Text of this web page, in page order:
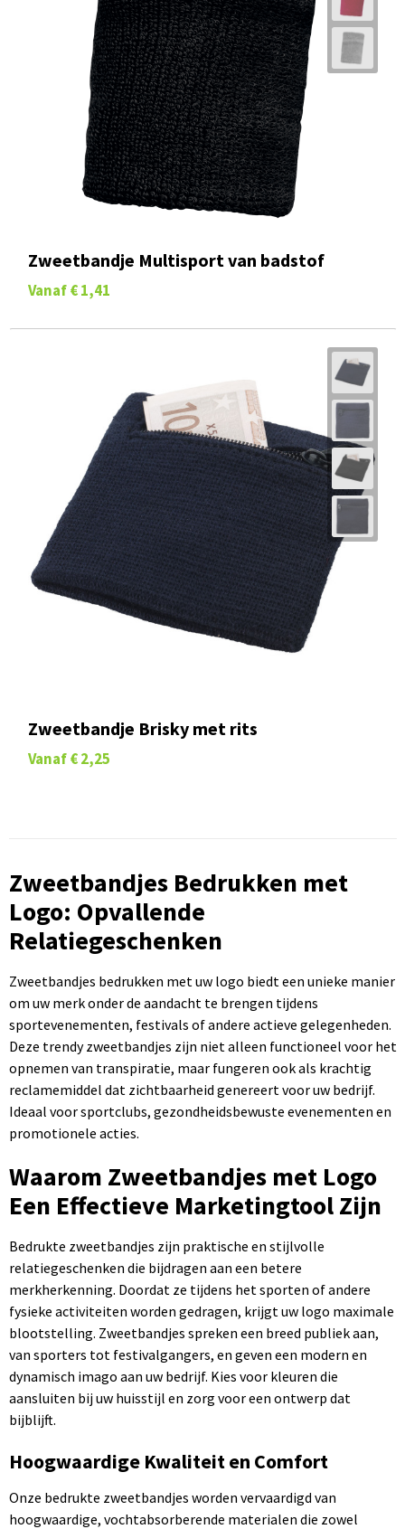
Zweetbandje Multisport van badstof
Vanaf € 1,41
Zweetbandje Brisky met rits
Vanaf € 2,25
Zweetbandjes Bedrukken met
Logo: Opvallende
Relatiegeschenken
Zweetbandjes bedrukken met uw logo biedt een unieke manier
om uw merk onder de aandacht te brengen tijdens
sportevenementen, festivals of andere actieve gelegenheden.
Deze trendy zweetbandjes zijn niet alleen functioneel voor het
opnemen van transpiratie, maar fungeren ook als krachtig
reclamemiddel dat zichtbaarheid genereert voor uw bedrijf.
Ideaal voor sportclubs, gezondheidsbewuste evenementen en
promotionele acties.
Waarom Zweetbandjes met Logo
Een Effectieve Marketingtool Zijn
Bedrukte zweetbandjes zijn praktische en stijlvolle
relatiegeschenken die bijdragen aan een betere
merkherkenning. Doordat ze tijdens het sporten of andere
fysieke activiteiten worden gedragen, krijgt uw logo maximale
blootstelling. Zweetbandjes spreken een breed publiek aan,
van sporters tot festivalgangers, en geven een modern en
dynamisch imago aan uw bedrijf. Kies voor kleuren die
aansluiten bij uw huisstijl en zorg voor een ontwerp dat
bijblijft.
Hoogwaardige Kwaliteit en Comfort
Onze bedrukte zweetbandjes worden vervaardigd van
hoogwaardige, vochtabsorberende materialen die zowel